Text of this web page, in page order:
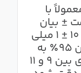
با
± بیان
می شود. به عنوان مثال: 10 ± 1 میلی
گرم/لیتر در سطح اطمینان 95٪ به
ما می گوید که اندازه گیری بین 9 و 11